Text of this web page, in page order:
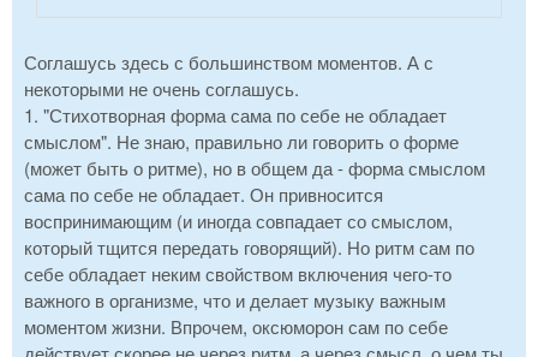
Соглашусь здесь с большинством моментов. А с
некоторыми не очень соглашусь.
1. "Стихотворная форма сама по себе не обладает
смыслом". Не знаю, правильно ли говорить о форме
(может быть о ритме), но в общем да - форма смыслом
сама по себе не обладает. Он привносится
воспринимающим (и иногда совпадает со смыслом,
который тщится передать говорящий). Но ритм сам по
себе обладает неким свойством включения чего-то
важного в организме, что и делает музыку важным
моментом жизни. Впрочем, оксюморон сам по себе